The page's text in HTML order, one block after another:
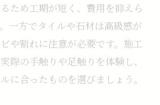
ため工期が短く、費用を抑えら
一方でタイルや石材は高級感が
や割れに注意が必要です。施工
際の手触りや足触りを体験し、
に合ったものを選びましょう。